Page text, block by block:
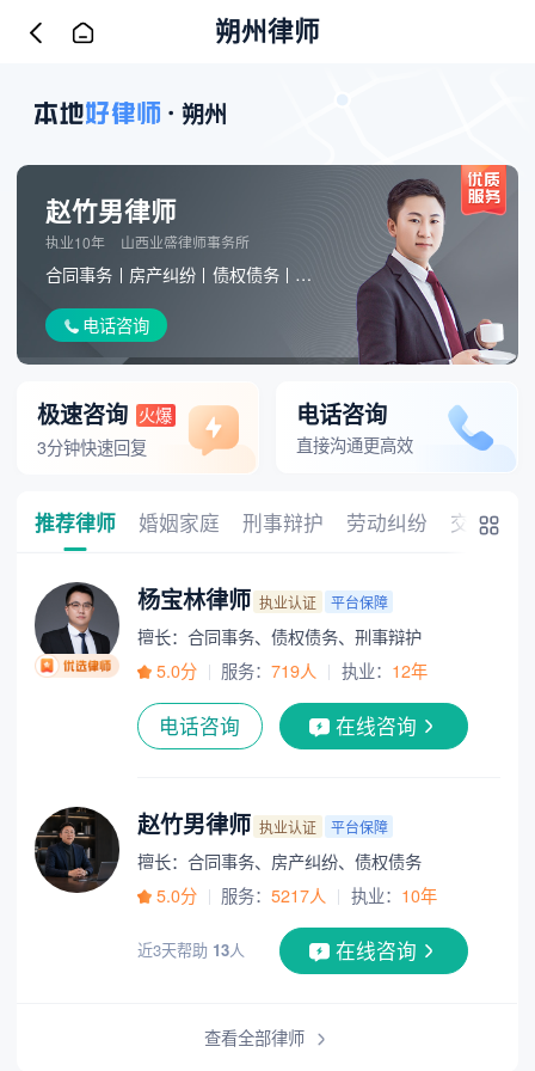
朔州律师
朔州
赵竹男律师
执业10年 山西业盛律师事务所
合同事务 房产纠纷 债权债务 刑事辩护 劳动工伤
电话咨询
极速咨询 火爆
3分钟快速回复
电话咨询
直接沟通更高效
推荐律师 婚姻家庭 刑事辩护 劳动纠纷 交通事故
杨宝林律师 执业认证 平台保障
擅长：合同事务、债权债务、刑事辩护
5.0分
服务：719人 执业： 12年
电话咨询 在线咨询
赵竹男律师 执业认证 平台保障
擅长：合同事务、房产纠纷、债权债务
5.0分
服务：5217人 执业： 10年
近3天帮助 13人 在线咨询
查看全部律师